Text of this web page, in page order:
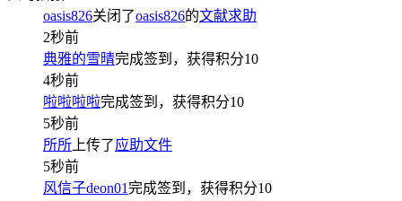
oasis826关闭了oasis826的文献求助
2秒前
典雅的雪晴完成签到，获得积分10
4秒前
啦啦啦啦完成签到，获得积分10
5秒前
所所 上传了应助文件
5秒前
风信子deon01完成签到，获得积分10